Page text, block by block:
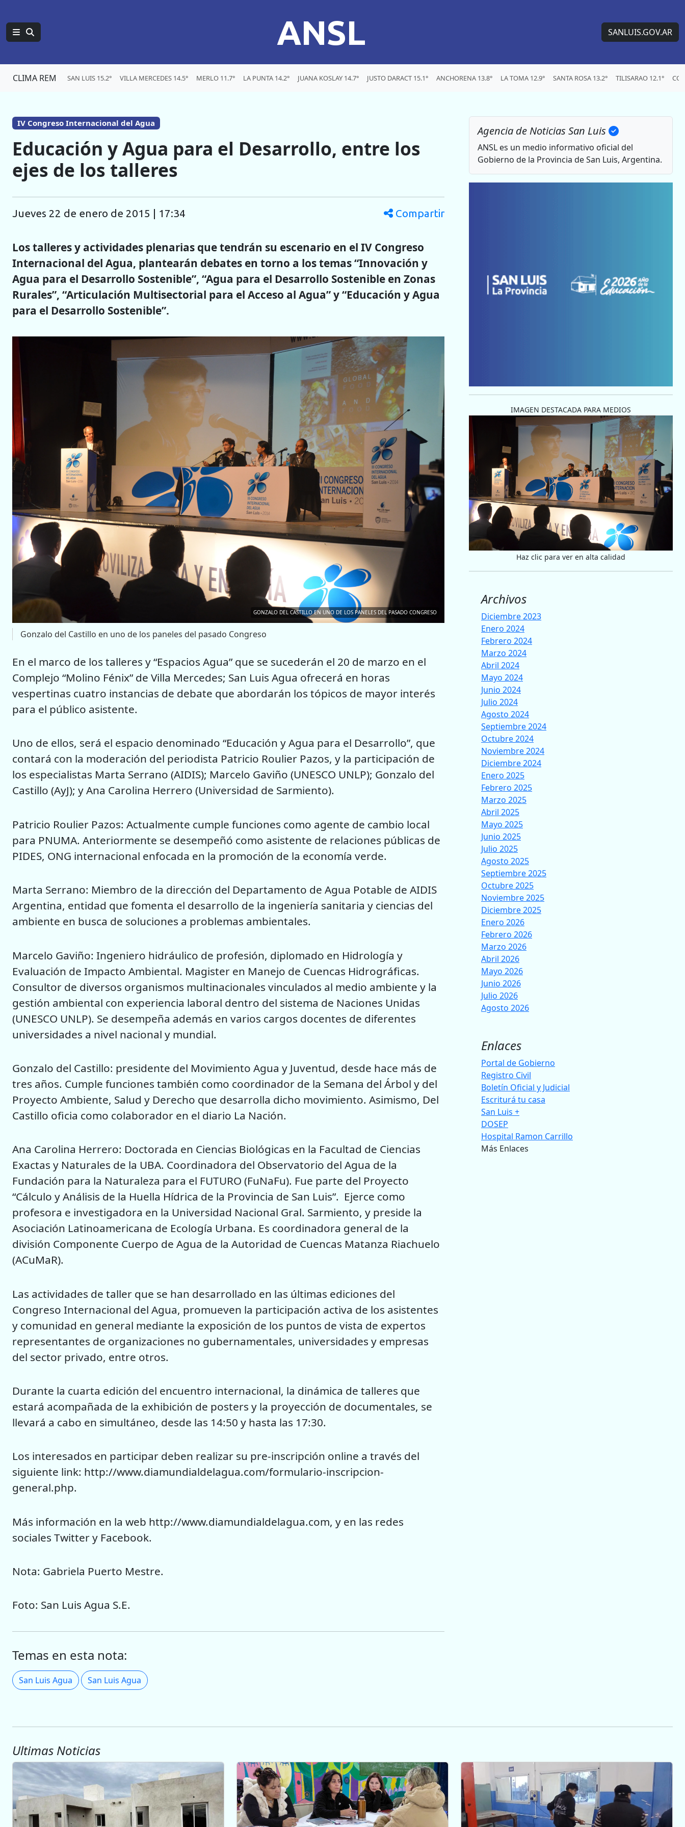
ANSL SANLUIS.GOV.AR
CLIMA REM SAN LUIS 15.2° VILLA MERCEDES 14.5° MERLO 11.7° LA PUNTA 14.2° JUANA KOSLAY 14.7° JUSTO DARACT 15.1° ANCHORENA 13.8° LA TOMA 12.9° SANTA ROSA 13.2° TILISARAO 12.1°
IV Congreso Internacional del Agua
Educación y Agua para el Desarrollo, entre los
ejes de los talleres
jueves 22 de enero de 2015 | 17:34 Compartir
Los talleres y actividades plenarias que tendrán su escenario en el IV Congreso
Internacional del Agua, plantearán debates en torno a los temas “Innovación y
Agua para el Desarrollo Sostenible”, “Agua para el Desarrollo Sostenible en Zonas
Rurales”, “Articulación Multisectorial para el Acceso al Agua” y “Educación y Agua
para el Desarrollo Sostenible”.
GONZALO DEL CASTILLO EN UNO DE LOS PANELES DEL PASADO CONGRESO
Gonzalo del Castillo en uno de los paneles del pasado Congreso
En el marco de los talleres y “Espacios Agua” que se sucederán el 20 de marzo en el
Complejo “Molino Fénix” de Villa Mercedes; San Luis Agua ofrecerá en horas
vespertinas cuatro instancias de debate que abordarán los tópicos de mayor interés
para el público asistente.
Uno de ellos, será el espacio denominado “Educación y Agua para el Desarrollo”, que
contará con la moderación del periodista Patricio Roulier Pazos, y la participación de
los especialistas Marta Serrano (AIDIS); Marcelo Gaviño (UNESCO UNLP); Gonzalo del
Castillo (AyJ); y Ana Carolina Herrero (Universidad de Sarmiento).
Patricio Roulier Pazos: Actualmente cumple funciones como agente de cambio local
para PNUMA. Anteriormente se desempeñó como asistente de relaciones públicas de
PIDES, ONG internacional enfocada en la promoción de la economía verde.
Marta Serrano: Miembro de la dirección del Departamento de Agua Potable de AIDIS
Argentina, entidad que fomenta el desarrollo de la ingeniería sanitaria y ciencias del
ambiente en busca de soluciones a problemas ambientales.
Marcelo Gaviño: Ingeniero hidráulico de profesión, diplomado en Hidrología y
Evaluación de Impacto Ambiental. Magister en Manejo de Cuencas Hidrográficas.
Consultor de diversos organismos multinacionales vinculados al medio ambiente y la
gestión ambiental con experiencia laboral dentro del sistema de Naciones Unidas
(UNESCO UNLP). Se desempeña además en varios cargos docentes de diferentes
universidades a nivel nacional y mundial.
Gonzalo del Castillo: presidente del Movimiento Agua y Juventud, desde hace más de
tres años. Cumple funciones también como coordinador de la Semana del Árbol y del
Proyecto Ambiente, Salud y Derecho que desarrolla dicho movimiento. Asimismo, Del
Castillo oficia como colaborador en el diario La Nación.
Ana Carolina Herrero: Doctorada en Ciencias Biológicas en la Facultad de Ciencias
Exactas y Naturales de la UBA. Coordinadora del Observatorio del Agua de la
Fundación para la Naturaleza para el FUTURO (FuNaFu). Fue parte del Proyecto
“Cálculo y Análisis de la Huella Hídrica de la Provincia de San Luis”. Ejerce como
profesora e investigadora en la Universidad Nacional Gral. Sarmiento, y preside la
Asociación Latinoamericana de Ecología Urbana. Es coordinadora general de la
división Componente Cuerpo de Agua de la Autoridad de Cuencas Matanza Riachuelo
(ACuMaR).
Las actividades de taller que se han desarrollado en las últimas ediciones del
Congreso Internacional del Agua, promueven la participación activa de los asistentes
y comunidad en general mediante la exposición de los puntos de vista de expertos
representantes de organizaciones no gubernamentales, universidades y empresas
del sector privado, entre otros.
Durante la cuarta edición del encuentro internacional, la dinámica de talleres que
estará acompañada de la exhibición de posters y la proyección de documentales, se
llevará a cabo en simultáneo, desde las 14:50 y hasta las 17:30.
Los interesados en participar deben realizar su pre-inscripción online a través del
siguiente link: http://www.diamundialdelagua.com/formulario-inscripcion-
general.php.
Más información en la web http://www.diamundialdelagua.com, y en las redes
sociales Twitter y Facebook.
Nota: Gabriela Puerto Mestre.
Foto: San Luis Agua S.E.
Temas en esta nota:
San Luis Agua San Luis Agua
Agencia de Noticias San Luis
ANSL es un medio informativo oficial del
Gobierno de la Provincia de San Luis, Argentina.
IMAGEN DESTACADA PARA MEDIOS
Haz clic para ver en alta calidad
Archivos
Diciembre 2023
Enero 2024
Febrero 2024
Marzo 2024
Abril 2024
Mayo 2024
Junio 2024
Julio 2024
Agosto 2024
Septiembre 2024
Octubre 2024
Noviembre 2024
Diciembre 2024
Enero 2025
Febrero 2025
Marzo 2025
Abril 2025
Mayo 2025
Junio 2025
Julio 2025
Agosto 2025
Septiembre 2025
Octubre 2025
Noviembre 2025
Diciembre 2025
Enero 2026
Febrero 2026
Marzo 2026
Abril 2026
Mayo 2026
Junio 2026
Julio 2026
Agosto 2026
Enlaces
Portal de Gobierno
Registro Civil
Boletín Oficial y Judicial
Escriturá tu casa
San Luis +
DOSEP
Hospital Ramon Carrillo
Más Enlaces
Ultimas Noticias